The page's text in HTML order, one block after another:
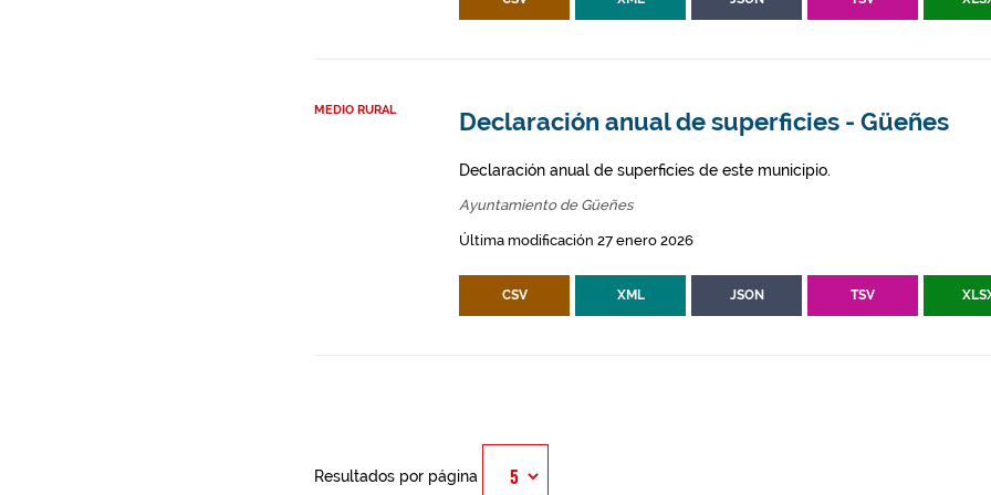
MEDIO RURAL Declaración anual de superficies - Güeñes
Declaración anual de superficies de este municipio.
Ayuntamiento de Güeñes
Última modificación 27 enero 2026
CSV XML JSON TSV
Resultados por página